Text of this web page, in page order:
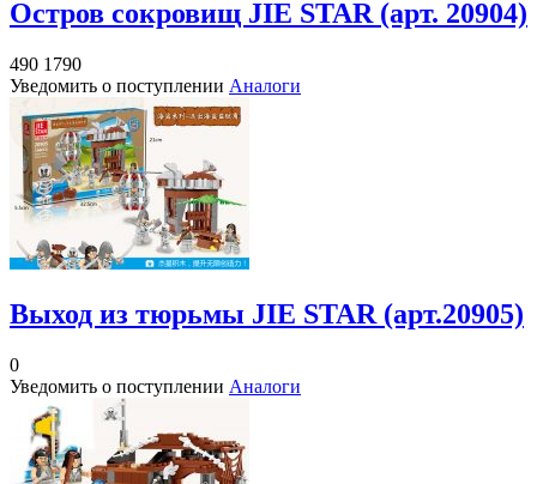
Остров сокровищ JIE STAR (арт. 20904)
490 1790
Уведомить о поступлении Аналоги
Выход из тюрьмы JIE STAR (арт.20905)
0
Уведомить о поступлении Аналоги